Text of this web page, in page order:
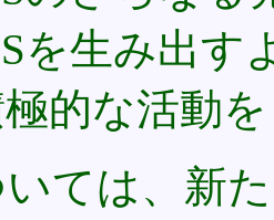
を生み出す
的な活動
ては、新